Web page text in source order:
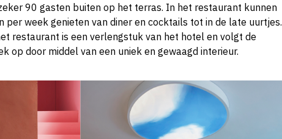
90 gasten buiten op het terras. In het restaurant kunnen
per week genieten van diner en cocktails tot in de late uurtjes.
restaurant is een verlengstuk van het hotel en volgt de
op door middel van een uniek en gewaagd interieur.